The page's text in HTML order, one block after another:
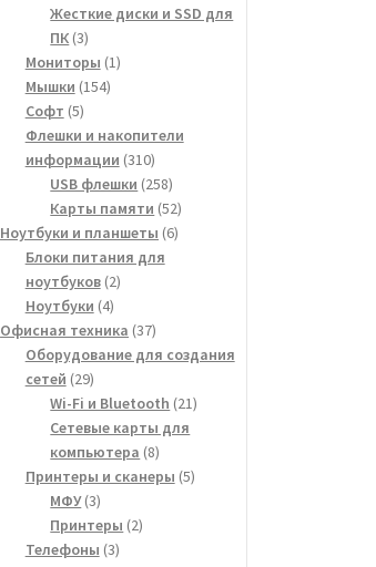
товара
Жесткие диски и SSD для
ПК 33
товара
Мониторы 11
Мышки 154154
Софт 55
товаров
Флешки и накопители
информации 310310
товаров
USB флешки 258258
товаров
Карты памяти 5252
товара
Ноутбуки и планшеты 66
Блоки питания для
ноутбуков 22
Ноутбуки 44
товара
Офисная техника 3737
товаров
Оборудование для создания
сетей 2929
товаров
Wi-Fi и Bluetooth 2121
Сетевые карты для
компьютера 88
товаров
Принтеры и сканеры 55
МФУ 33
товара
Принтеры 22
Телефоны 33